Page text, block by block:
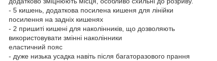
- 5 кишень, додаткова посилена кишеня для лінійки
посилення на задніх кишенях
- 2 пришиті кишені для наколінників, що дозволяють
використовувати змінні наколінники
еластичний пояс
- дуже низька усадка навіть після багаторазового прання